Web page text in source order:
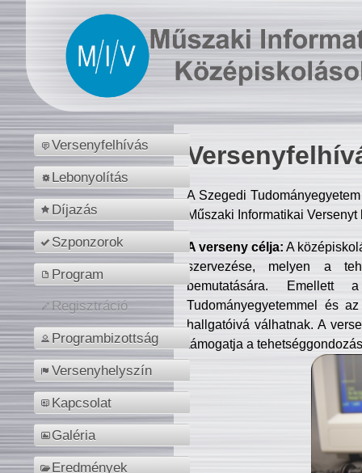
Versenyfelhívás
Lebonyolítás
Díjazás
Szponzorok
Program
Regisztráció
Programbizottság
Versenyhelyszín
Kapcsolat
Galéria
Eredmények
A Szegedi
Műszaki Informatikai
A verseny célja: A
szervezése, melyen a
bemutatására. Emellett
Tudományegyetemmel és
hallgatóivá válhatnak. A
támogatja a